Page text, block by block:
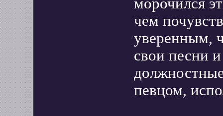
морочился
чем
уверенным,
свои песни
певцом,